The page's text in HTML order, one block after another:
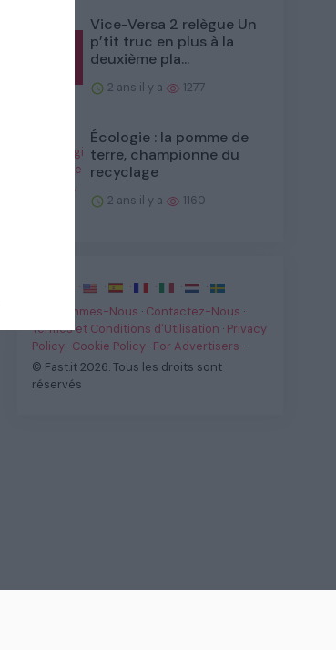
Vice-Versa 2 relègue Un
p’tit truc en plus à la
deuxième pla...
2 ans il y a 1277
Écologie : la pomme de
terre, championne du
recyclage
2 ans il y a 1160
· · · · ·
·
Qui Sommes-Nous · Contactez-Nous ·
Termes et Conditions d'Utilisation · Privacy
Policy · Cookie Policy · For Advertisers ·
© Fast.it 2026. Tous les droits sont
réservés